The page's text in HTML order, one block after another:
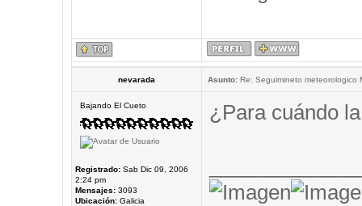
nevarada Asunto:Re: Seguimineto meteorologico
Bajando El Cueto
Registrado:Sab Dic 09, 2006
2:24 pm
Mensajes:3093
Ubicación:Galicia
¿Para cuándo